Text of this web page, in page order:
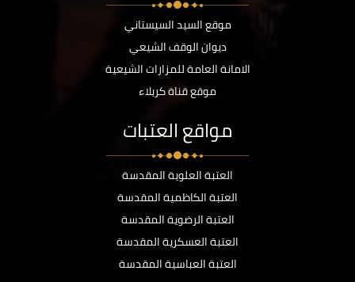
موقع السيد السيستاني
ديوان الوقف الشيعي
الامانة العامة للمزارات الشيعية
موقع قناة كربلاء
مواقع العتبات
العتبة العلوية المقدسة
العتبة الكاظمية المقدسة
العتبة الرضوية المقدسة
العتبة العسكرية المقدسة
العتبة العباسية المقدسة